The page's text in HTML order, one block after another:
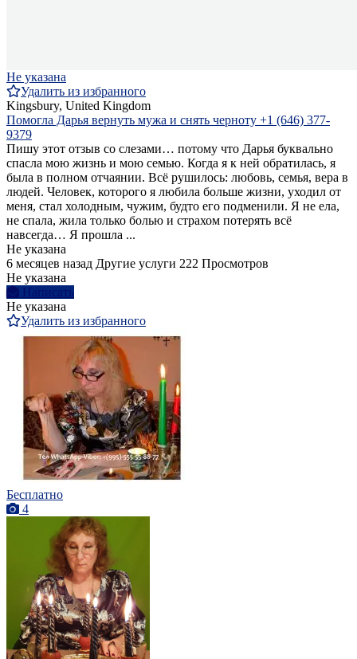
Не указана
Удалить из избранного
Kingsbury, United Kingdom
Помогла Дарья вернуть мужа и снять черноту +1 (646) 377-
9379
Пишу этот отзыв со слезами… потому что Дарья буквально
спасла мою жизнь и мою семью. Когда я к ней обратилась, я
была в полном отчаянии. Всё рушилось: любовь, семья, вера в
людей. Человек, которого я любила больше жизни, уходил от
меня, стал холодным, чужим, будто его подменили. Я не ела,
не спала, жила только болью и страхом потерять всё
навсегда… Я прошла ...
Не указана
6 месяцев назад Другие услуги 222 Просмотров
Не указана
Написать
Не указана
Удалить из избранного
Бесплатно
4